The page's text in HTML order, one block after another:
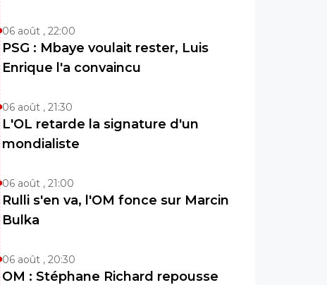
06 août , 22:00
PSG : Mbaye voulait rester, Luis
Enrique l'a convaincu
06 août , 21:30
L'OL retarde la signature d'un
mondialiste
06 août , 21:00
Rulli s'en va, l'OM fonce sur Marcin
Bulka
06 août , 20:30
OM : Stéphane Richard repousse